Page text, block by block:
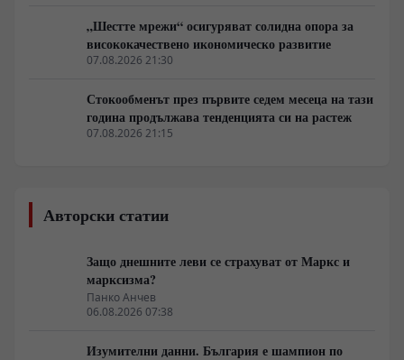
„Шестте мрежи“ осигуряват солидна опора за
висококачествено икономическо развитие
07.08.2026 21:30
Стокообменът през първите седем месеца на тази
година продължава тенденцията си на растеж
07.08.2026 21:15
Авторски статии
Защо днешните леви се страхуват от Маркс и
марксизма?
Панко Анчев
06.08.2026 07:38
Изумителни данни. България е шампион по